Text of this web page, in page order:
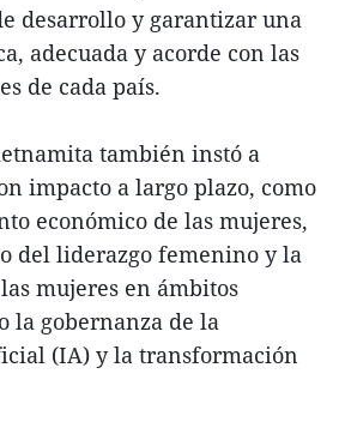
desarrollo y garantizar una
adecuada y acorde con las
de cada país.
también instó a
impacto a largo plazo, como
económico de las mujeres,
del liderazgo femenino y la
mujeres en ámbitos
la gobernanza de la
(IA) y la transformación